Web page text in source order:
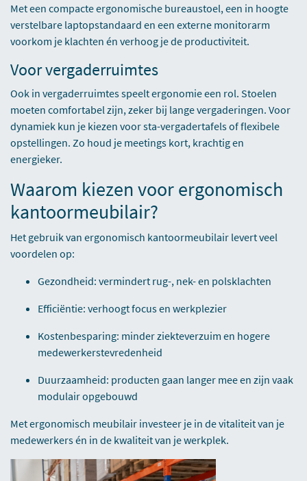
Met een compacte ergonomische bureaustoel, een in hoogte
verstelbare laptopstandaard en een externe monitorarm
voorkom je klachten én verhoog je de productiviteit.
Voor vergaderruimtes
Ook in vergaderruimtes speelt ergonomie een rol. Stoelen
moeten comfortabel zijn, zeker bij lange vergaderingen. Voor
dynamiek kun je kiezen voor sta-vergadertafels of flexibele
opstellingen. Zo houd je meetings kort, krachtig en
energieker.
Waarom kiezen voor ergonomisch
kantoormeubilair?
Het gebruik van ergonomisch kantoormeubilair levert veel
voordelen op:
Gezondheid: vermindert rug-, nek- en polsklachten
Efficiëntie: verhoogt focus en werkplezier
Kostenbesparing: minder ziekteverzuim en hogere
medewerkerstevredenheid
Duurzaamheid: producten gaan langer mee en zijn vaak
modulair opgebouwd
Met ergonomisch meubilair investeer je in de vitaliteit van je
medewerkers én in de kwaliteit van je werkplek.